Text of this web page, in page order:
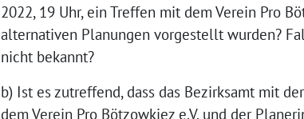
2022, 19 Uhr, ein Treffen mit dem Verein Pro
alternativen Planungen vorgestellt wurden?
nicht bekannt?
b) Ist es zutreffend, dass das Bezirksamt mit
dem Verein Pro Bötzowkiez e.V. und der